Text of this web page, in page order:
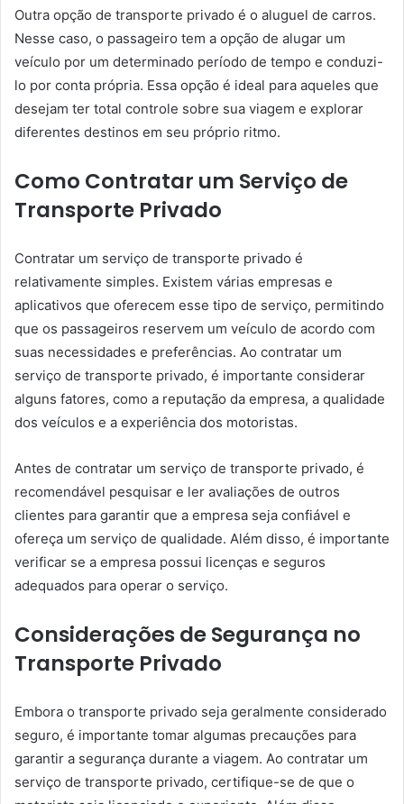
Outra opção de transporte privado é o aluguel de carros.
Nesse caso, o passageiro tem a opção de alugar um
veículo por um determinado período de tempo e conduzi-
lo por conta própria. Essa opção é ideal para aqueles que
desejam ter total controle sobre sua viagem e explorar
diferentes destinos em seu próprio ritmo.
Como Contratar um Serviço de
Transporte Privado
Contratar um serviço de transporte privado é
relativamente simples. Existem várias empresas e
aplicativos que oferecem esse tipo de serviço, permitindo
que os passageiros reservem um veículo de acordo com
suas necessidades e preferências. Ao contratar um
serviço de transporte privado, é importante considerar
alguns fatores, como a reputação da empresa, a qualidade
dos veículos e a experiência dos motoristas.
Antes de contratar um serviço de transporte privado, é
recomendável pesquisar e ler avaliações de outros
clientes para garantir que a empresa seja confiável e
ofereça um serviço de qualidade. Além disso, é importante
verificar se a empresa possui licenças e seguros
adequados para operar o serviço.
Considerações de Segurança no
Transporte Privado
Embora o transporte privado seja geralmente considerado
seguro, é importante tomar algumas precauções para
garantir a segurança durante a viagem. Ao contratar um
serviço de transporte privado, certifique-se de que o